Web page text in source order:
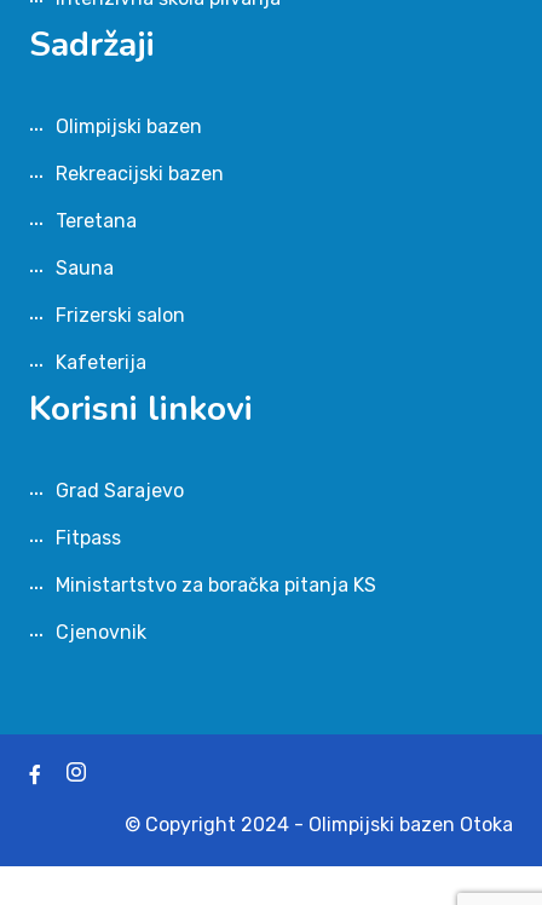
Sadržaji
Olimpijski bazen
Rekreacijski bazen
Teretana
Sauna
Frizerski salon
Kafeterija
Korisni linkovi
Grad Sarajevo
Fitpass
Ministartstvo za boračka pitanja KS
Cjenovnik
© Copyright 2024 - Olimpijski bazen Otoka